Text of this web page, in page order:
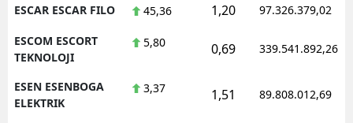
ESCAR ESCAR FILO 45,36 1,20 97.326.379,02
ESCOM ESCORT
TEKNOLOJI
5,80 0,69 339.541.892,26
ESEN ESENBOGA
ELEKTRIK
3,37 1,51 89.808.012,69